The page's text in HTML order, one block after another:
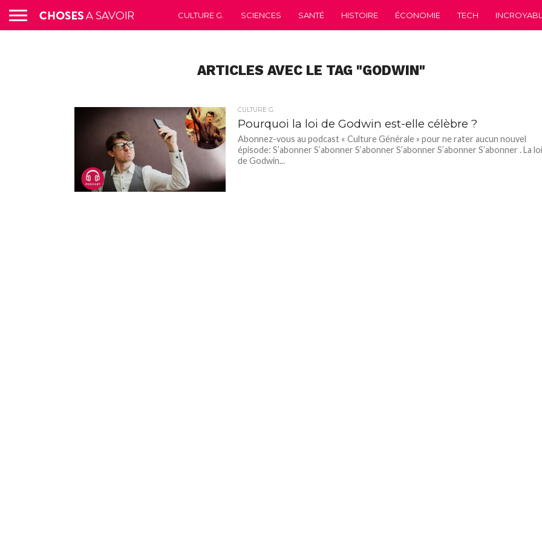
CULTURE G. SCIENCES SANTÉ HISTOIRE ÉCONOMIE TECH
ARTICLES AVEC LE TAG "GODWIN"
CULTURE G.
Pourquoi la loi de Godwin est-elle célèbre ?
Abonnez-vous au podcast « Culture Générale » pour ne rater aucun nouvel
épisode: S’abonner S’abonner S’abonner S’abonner S’abonner S’abonner . La loi
de Godwin...